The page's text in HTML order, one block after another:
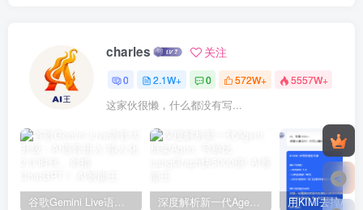
charles 关注
0 2.1W+ 0 572W+ 5557W+
这家伙很懒，什么都没有写...
谷歌Gemini Live语音大升级：AI语音进入“拟人化2.0”时代，剑指ChatGPT！ 深度解析新一代Agent框架Agno, 号称比LangGraph快5000倍!